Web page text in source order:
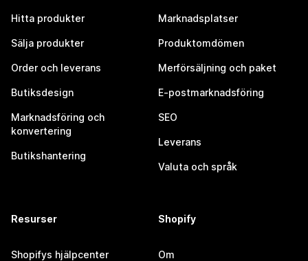
Hitta produkter
Sälja produkter
Order och leverans
Butiksdesign
Marknadsföring och
konvertering
Butikshantering
Marknadsplatser
Produktomdömen
Merförsäljning och paket
E-postmarknadsföring
SEO
Leverans
Valuta och språk
Resurser
Shopifys hjälpcenter
Shopify
Om